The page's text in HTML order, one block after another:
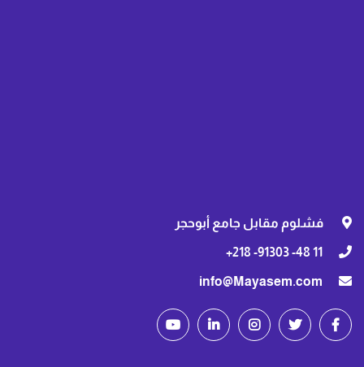
فشلوم مقابل جامع أبوحجر
11 48- 91303- 218+
info@Mayasem.com